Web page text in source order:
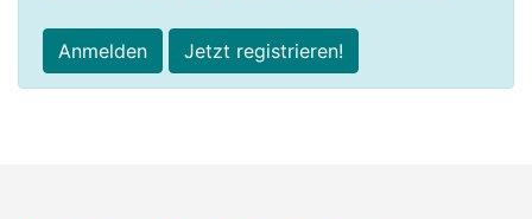
Anmelden Jetzt registrieren!